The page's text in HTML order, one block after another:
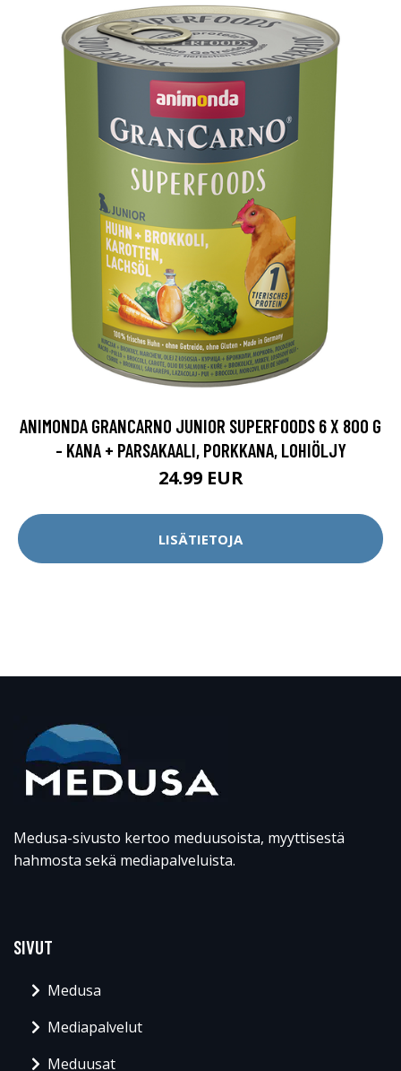
ANIMONDA GRANCARNO JUNIOR SUPERFOODS 6 X 800 G
- KANA + PARSAKAALI, PORKKANA, LOHIÖLJY
24.99 EUR
LISÄTIETOJA
Medusa-sivusto kertoo meduusoista, myyttisestä
hahmosta sekä mediapalveluista.
SIVUT
Medusa
Mediapalvelut
Meduusat